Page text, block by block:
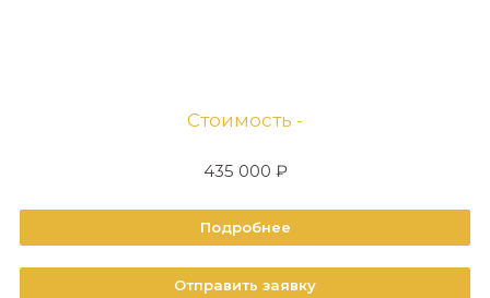
Стоимость -
435 000 ₽
Подробнее
Отправить заявку